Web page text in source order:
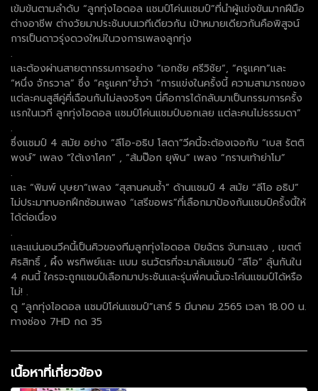
เข้มข้นตามลำดับ “ลูกทุ่งไอดอล แชมป์โค่นแชมป์”ที่นำผู้แข่งขันมากฝีมือ
ต่างอาชีพ ต่างวัยมาประชันบนเวทีเดียวกัน เป้าหมายเดียวกันคือพิสูจน์
การเป็นดาวรุ่งดวงใหม่ในวงการเพลงลูกทุ่ง
.
และต้องผ่านสายตากรรมการอย่าง “เอกชัย ศรีวิชัย“, “ครูแคท”และ
“หนึ่ง จักรวาล” ซึ่ง “ครูแคท”ย้ำว่า “การแข่งในครั้งนี้ ความสามารถของ
แต่ละคนสูสีคู่คี่เฉือนกันไม่ลงจริงๆ นี่คือการได้กลับมาเป็นกรรมการครั้ง
แรกในเวที ลูกทุ่งไอดอล แชมป์โค่นแชมป์บอกเลย แต่ละคนไม่ธรรมดา”
.
ซึ่งแชมป์ 4 สมัย อย่าง “ลีโอ-อธิป โสดา”วีคนี้จะต้องเจอกับ “เบส รัตติ
พงษ์” เพลง “ใต้เงาโศก” , “ส้มป๊อก ยุพิน” เพลง “กราบเท้าย่าโม”
.
และ “พิมพ์ บุษยา”เพลง “สุสานคนช้ำ” ด้านแชมป์ 4 สมัย “ลีโอ อธิป”
ไม่ประมาทบอกฝึกซ้อมเพลง “เสรีขอพร”ที่เลือกมาป้องกันแชมป์ครั้งนี้ให้
ได้ต่อเนื่อง
.
และแน่นอนวีคนี้เป็นคิวของทีมลูกทุ่งไอดอล ปิยฉัตร จันทะแสง , เขตต์
ศิรสิทธิ์ , ผึ้ง พรทิพย์และ แบม ธนวัตรที่จะมาล้มแชมป์ “ลีโอ” ลุ้นกันใน
4 คนนี้ ใครจะถูกแชมป์เลือกมาประชันและรุ่นพี่คนนั้นจะโค่นแชมป์ได้หรือ
ไม่! .
ดู “ลูกทุ่งไอดอล แชมป์โค่นแชมป์”เสาร์ 5 มีนาคม 2565 เวลา 18.00 น.
ทางช่อง 7HD กด 35
เนื้อหาที่เกี่ยวข้อง